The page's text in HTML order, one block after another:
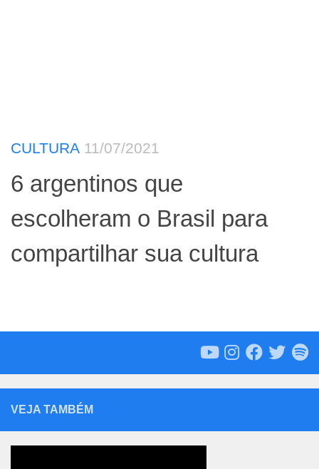
CULTURA 11/07/2021
6 argentinos que
escolheram o Brasil para
compartilhar sua cultura
VEJA TAMBÉM